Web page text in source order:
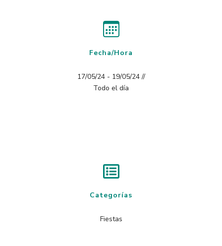
Fecha/Hora
17/05/24 - 19/05/24 //
Todo el día
Categorías
Fiestas